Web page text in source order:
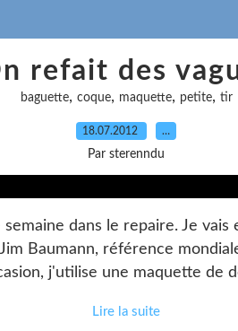
refait des
baguette, coque, maquette, petite, tir
18.07.2012 …
Par sterenndu
dans le repaire. Je
Baumann, référence
j'utilise une maquette de
Lire la suite